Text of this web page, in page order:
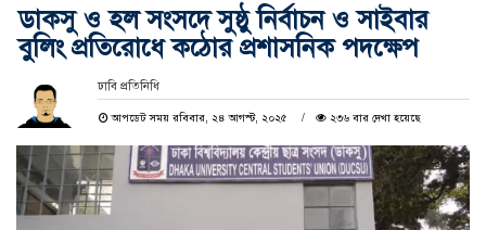
ডাকসু ও হল সংসদে সুষ্ঠু নির্বাচন ও সাইবার
বুলিং প্রতিরোধে কঠোর প্রশাসনিক পদক্ষেপ
ঢাবি প্রতিনিধি
আপডেট সময় রবিবার, ২৪ আগস্ট, ২০২৫ ২৩৬ বার দেখা হয়েছে